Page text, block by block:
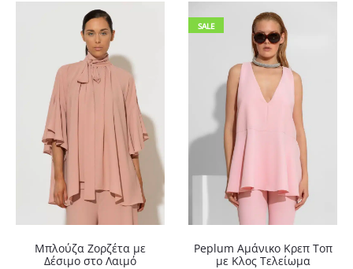
Μπλούζα Ζορζέτα με
Δέσιμο στο Λαιμό
SALE
Peplum Αμάνικο Κρεπ Τοπ
με Κλος Τελείωμα